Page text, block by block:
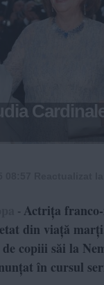
- Actrița
din viață
copiii săi la
în cursul